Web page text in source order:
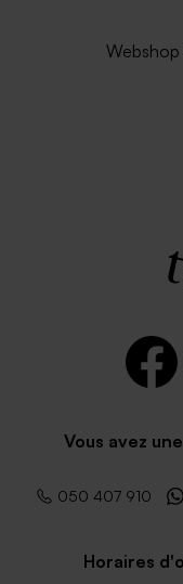
Enveloppe
Enveloppe naissance
Vous avez
050 407 910
Horaires